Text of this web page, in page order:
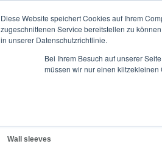
Diese Website speichert Cookies auf Ihrem
zugeschnittenen Service bereitstellen zu
in unserer Datenschutzrichtlinie.
Bei Ihrem Besuch auf unserer
müssen wir nur einen
Wall sleeves